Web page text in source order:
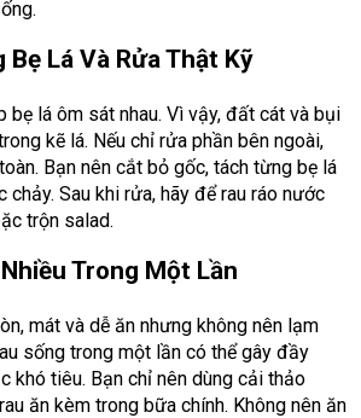
Bẹ Lá Và Rửa Thật Kỹ
bẹ lá ôm sát nhau. Vì vậy, đất cát và bụi
kẽ lá. Nếu chỉ rửa phần bên ngoài,
Bạn nên cắt bỏ gốc, tách từng bẹ lá
Sau khi rửa, hãy để rau ráo nước
trộn salad.
Trong Một Lần
mát và dễ ăn nhưng không nên lạm
sống trong một lần có thể gây đầy
khó tiêu. Bạn chỉ nên dùng cải thảo
ăn kèm trong bữa chính. Không nên ăn